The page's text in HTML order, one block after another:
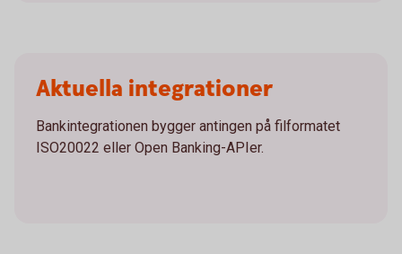
Aktuella integrationer
Bankintegrationen bygger antingen på filformatet
ISO20022 eller Open Banking-APIer.